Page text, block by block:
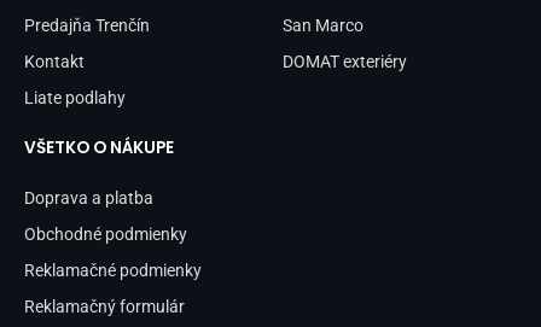
Predajňa Trenčín
Kontakt
Liate podlahy
San Marco
DOMAT exteriéry
VŠETKO O NÁKUPE
Doprava a platba
Obchodné podmienky
Reklamačné podmienky
Reklamačný formulár